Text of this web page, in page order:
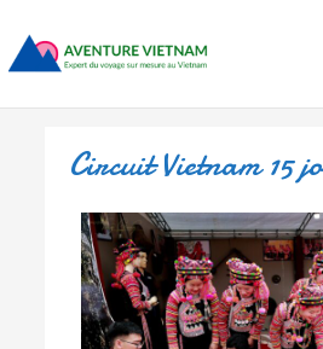
contenu
Circuit Vietnam 15